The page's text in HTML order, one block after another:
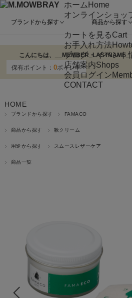
ホーム Home
オンラインショッ
カートを見るCart
お手入れ方法
ブログ・イベント
店舗案内Shops
会員ログイン
CONTACT
ブランドから探す 商品から探す
こんにちは、
保有ポイント：0ポイント
HOME
ブランドから探す FAMACO
商品から探す 靴クリーム
用途から探す スムースレザーケア
商品一覧